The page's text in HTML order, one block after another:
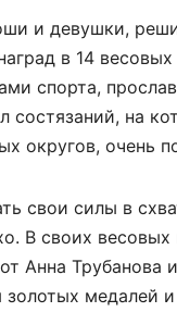
и девушки,
в 14
спорта,
состязаний, на
округов, очень
свои силы в
В своих
Анна Трубанова
золотых медалей